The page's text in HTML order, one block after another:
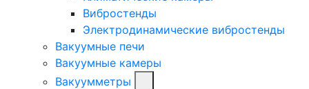
Вибростенды
Электродинамические вибростенды
Вакуумные печи
Вакуумные камеры
Вакуумметры